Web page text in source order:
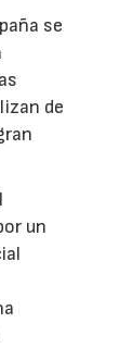
se
de
un